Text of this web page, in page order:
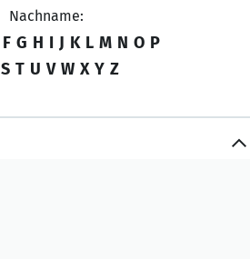
Nachname:
F G H I J K L M N O P
S T U V W X Y Z